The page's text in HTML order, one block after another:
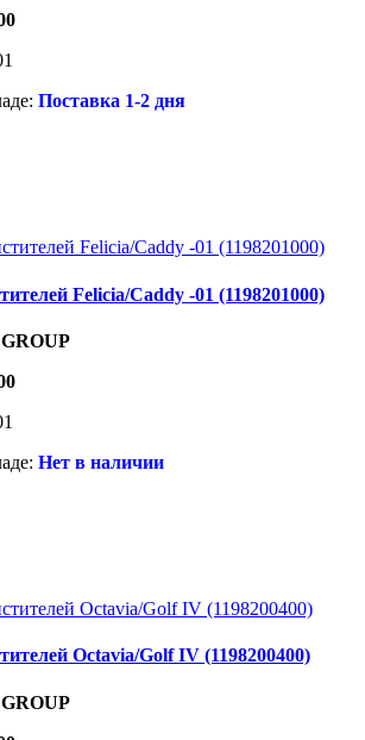
Поставка 1-2 дня
Felicia/Caddy -01 (1198201000)
Нет в наличии
Octavia/Golf IV (1198200400)